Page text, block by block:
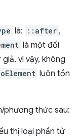
là: ::after ,
là một đối
vì vậy, không
luôn tồn
phương thức sau:
thị loại phần tử